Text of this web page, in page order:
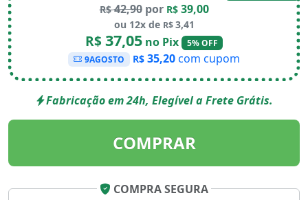
R$42,90por R$ 39,00
ou 12x de R$3,41
R$37,05no Pix
5% OFF
9AGOSTO
R$ 35,20com cupom
Fabricação em 24h, Elegível a Frete Grátis.
COMPRAR
COMPRA SEGURA